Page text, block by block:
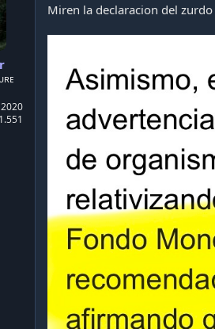
s
1.551
Miren la declaracion del zurdo